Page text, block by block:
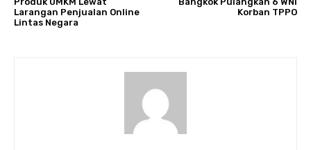
Larangan Penjualan Online
Lintas Negara
Korban TPPO